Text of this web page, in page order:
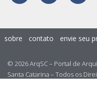
© 2026 ArqSC – Portal de
Santa Catarina – Todos os
sobre contato envie seu